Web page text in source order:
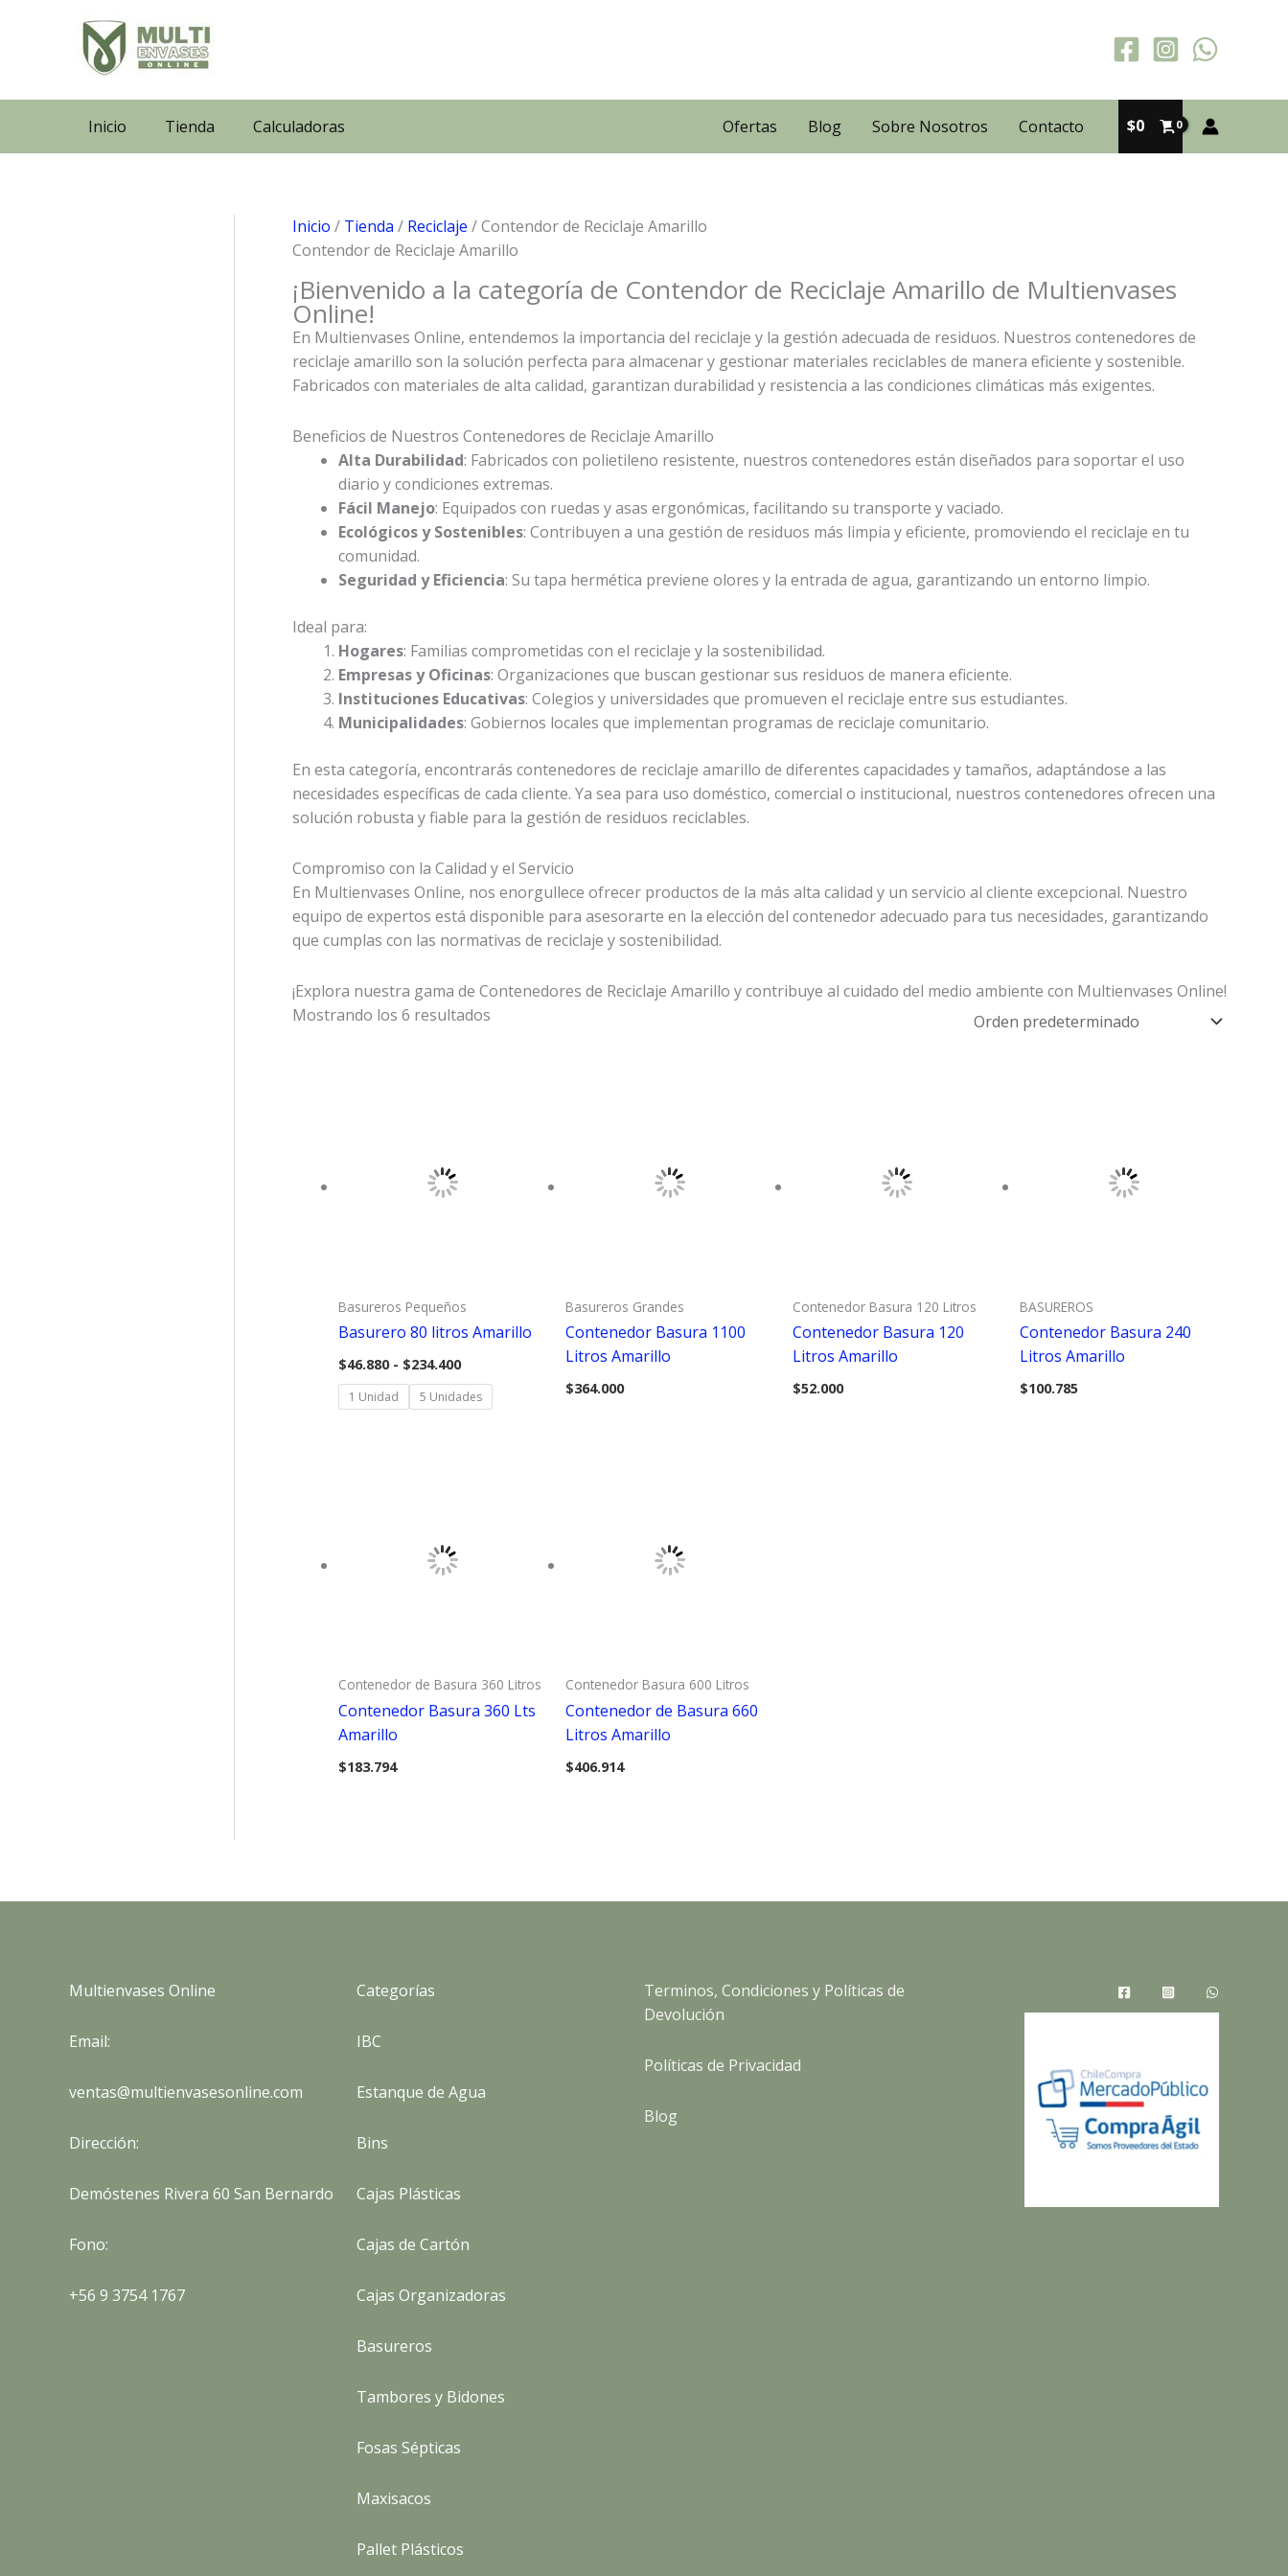
Inicio Tienda Calculadoras Ofertas Blog Sobre Nosotros Contacto $0
Inicio / Tienda / Reciclaje / Contendor de Reciclaje Amarillo
Contendor de Reciclaje Amarillo
¡Bienvenido a la categoría de Contendor de Reciclaje Amarillo de Multienvases
Online!
En Multienvases Online, entendemos la importancia del reciclaje y la gestión adecuada de residuos. Nuestros contenedores de
reciclaje amarillo son la solución perfecta para almacenar y gestionar materiales reciclables de manera eficiente y sostenible.
Fabricados con materiales de alta calidad, garantizan durabilidad y resistencia a las condiciones climáticas más exigentes.
Beneficios de Nuestros Contenedores de Reciclaje Amarillo
Alta Durabilidad: Fabricados con polietileno resistente, nuestros contenedores están diseñados para soportar el uso
diario y condiciones extremas.
Fácil Manejo: Equipados con ruedas y asas ergonómicas, facilitando su transporte y vaciado.
Ecológicos y Sostenibles: Contribuyen a una gestión de residuos más limpia y eficiente, promoviendo el reciclaje en tu
comunidad.
Seguridad y Eficiencia: Su tapa hermética previene olores y la entrada de agua, garantizando un entorno limpio.
Ideal para:
Hogares: Familias comprometidas con el reciclaje y la sostenibilidad.
Empresas y Oficinas: Organizaciones que buscan gestionar sus residuos de manera eficiente.
Instituciones Educativas: Colegios y universidades que promueven el reciclaje entre sus estudiantes.
Municipalidades: Gobiernos locales que implementan programas de reciclaje comunitario.
En esta categoría, encontrarás contenedores de reciclaje amarillo de diferentes capacidades y tamaños, adaptándose a las
necesidades específicas de cada cliente. Ya sea para uso doméstico, comercial o institucional, nuestros contenedores ofrecen una
solución robusta y fiable para la gestión de residuos reciclables.
Compromiso con la Calidad y el Servicio
En Multienvases Online, nos enorgullece ofrecer productos de la más alta calidad y un servicio al cliente excepcional. Nuestro
equipo de expertos está disponible para asesorarte en la elección del contenedor adecuado para tus necesidades, garantizando
que cumplas con las normativas de reciclaje y sostenibilidad.
¡Explora nuestra gama de Contenedores de Reciclaje Amarillo y contribuye al cuidado del medio ambiente con Multienvases Online!
Mostrando los 6 resultados
Basureros Pequeños
Basurero 80 litros Amarillo
$46.880 - $234.400Rango
precios:
desde
1 Unidad 5 Unidades
Basureros Grandes
Contenedor Basura 1100
Litros Amarillo
$364.000
Contenedor Basura 120 Litros
Contenedor Basura 120
Litros Amarillo
$52.000
BASUREROS
Contenedor Basura 240
Litros Amarillo
$100.785
Contenedor de Basura 360 Litros
Contenedor Basura 360 Lts
Amarillo
$183.794
Contenedor Basura 600 Litros
Contenedor de Basura 660
Litros Amarillo
$406.914
Multienvases Online
Email:
ventas@multienvasesonline.com
Dirección:
Demóstenes Rivera 60 San Bernardo
Fono:
+56 9 3754 1767
Categorías
IBC
Estanque de Agua
Bins
Cajas Plásticas
Cajas de Cartón
Cajas Organizadoras
Basureros
Tambores y Bidones
Fosas Sépticas
Maxisacos
Pallet Plásticos
Terminos, Condiciones y Políticas de
Devolución
Políticas de Privacidad
Blog